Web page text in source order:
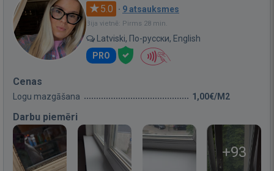
5.0 · 9 atsauksmes
Bija vietnē: Pirms 28 min.
Latviski, По-русски, English
PRO
Cenas
Logu mazgāšana 1,00€/M2
Darbu piemēri
+93